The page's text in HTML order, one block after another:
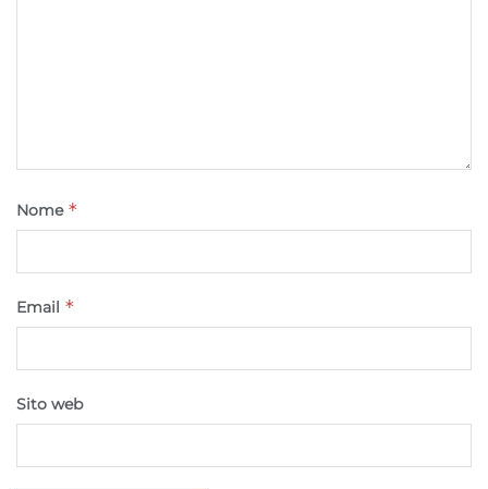
Nome *
Email *
Sito web